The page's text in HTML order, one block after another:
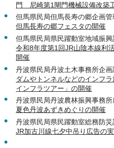
門 尼崎第1閘門機械設備改築
但馬県民局但馬長寿の郷企画管
但馬長寿の郷フェスタの開催
但馬県民局県民躍動室地域振興
令和8年度第1回JR山陰本線利
開催
丹波県民局丹波土木事務所企画
ダムやトンネルなどのインフ
インフラツアー」の開催
丹波県民局丹波農林振興事務
夏色丹波あずきめぐりの開催
丹波県民局県民躍動室総務防災
JR加古川線七夕中吊り広告の